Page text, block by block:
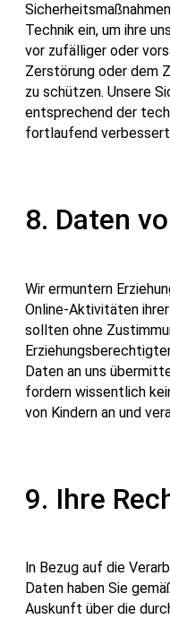
Technik ein, um ihre
vor zufälliger oder
Zerstörung oder dem
zu schützen. Unsere
entsprechend der
fortlaufend
8. Daten
Wir ermuntern
Online-Aktivitäten
sollten ohne
Daten an uns
fordern wissentlich
von Kindern an und
9. Ihre
ln Bezug auf die
Daten haben Sie
Auskunft über die